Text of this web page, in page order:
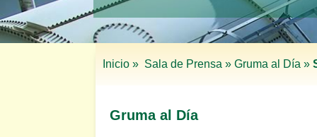
Inicio » Sala de Prensa » Gruma al Día »
Gruma al Día